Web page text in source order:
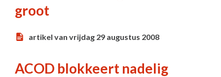
groot
artikel van vrijdag 29 augustus 2008
ACOD blokkeert nadelig